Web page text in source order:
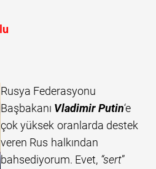
Rusya Federasyonu
Başbakanı Vladimir Putin‘e
çok yüksek oranlarda destek
veren Rus halkından
bahsediyorum. Evet, “sert”